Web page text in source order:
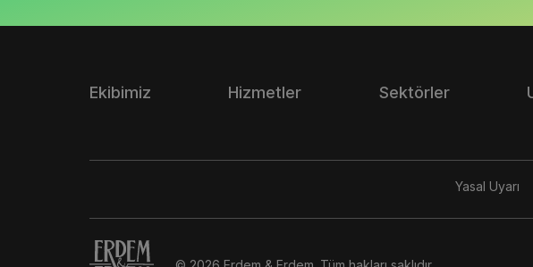
Ekibimiz Hizmetler Sektörler
Yasal Uyarı